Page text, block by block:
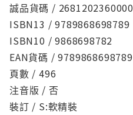
誠品貨碼 / 2681202360000
ISBN13 / 9789868698789
ISBN10 / 9868698782
EAN貨碼 / 9789868698789
頁數 / 496
注音版 / 否
裝訂 / S:軟精裝